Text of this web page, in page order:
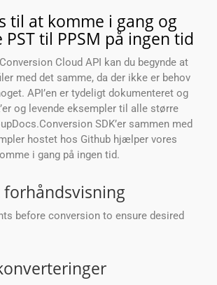
til at komme i gang og
til PPSM på ingen tid
Cloud API kan du begynde at
med det samme, da der ikke er behov
API’en er tydeligt dokumenteret og
og levende eksempler til alle større
SDK’er sammen med
hostet hos Github hjælper vores
i gang på ingen tid.
before conversion to ensure desired